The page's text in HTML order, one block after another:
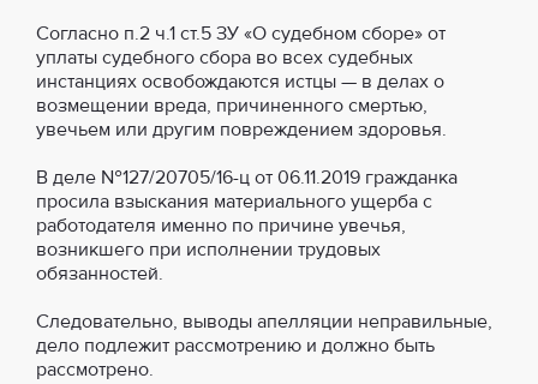
Согласно п.2 ч.1 ст.5 ЗУ «О судебном сборе» от
уплаты судебного сбора во всех судебных
инстанциях освобождаются истцы — в делах о
возмещении вреда, причиненного смертью,
увечьем или другим повреждением здоровья.
В деле №127/20705/16-ц от 06.11.2019 гражданка
просила взыскания материального ущерба с
работодателя именно по причине увечья,
возникшего при исполнении трудовых
обязанностей.
Следовательно, выводы апелляции неправильные,
дело подлежит рассмотрению и должно быть
рассмотрено.